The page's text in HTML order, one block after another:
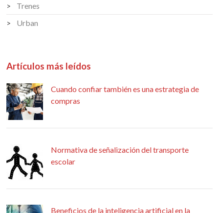
Trenes
Urban
Artículos más leídos
Cuando confiar también es una estrategia de
compras
Normativa de señalización del transporte
escolar
Beneficios de la inteligencia artificial en la